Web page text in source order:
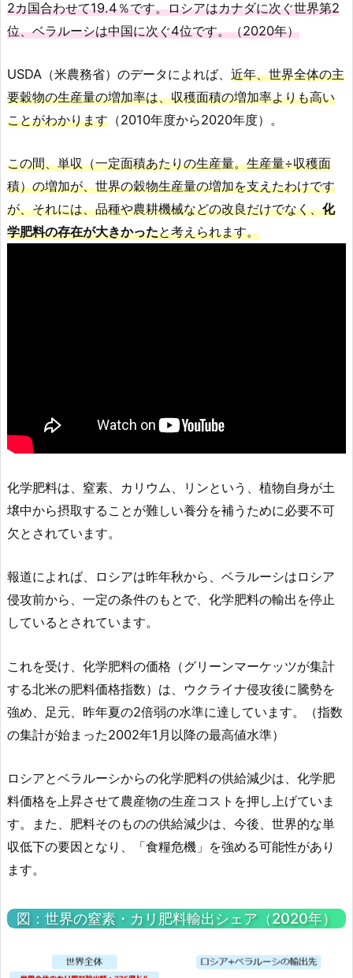
2カ国合わせて19.4％です。ロシアはカナダに次ぐ世界第2
位、ベラルーシは中国に次ぐ4位です。（2020年）
USDA（米農務省）のデータによれば、 近年、世界全体の主
要穀物の生産量の増加率は、収穫面積の増加率よりも高い
ことがわかります （2010年度から2020年度）。
この間、単収（一定面積あたりの生産量。生産量÷収穫面
積）の増加が、世界の穀物生産量の増加を支えたわけです
が、それには、品種や農耕機械などの改良だけでなく、化
学肥料の存在が大きかったと考えられます。
化学肥料は、窒素、カリウム、リンという、植物自身が土
壌中から摂取することが難しい養分を補うために必要不可
欠とされています。
報道によれば、ロシアは昨年秋から、ベラルーシはロシア
侵攻前から、一定の条件のもとで、化学肥料の輸出を停止
しているとされています。
これを受け、化学肥料の価格（グリーンマーケッツが集計
する北米の肥料価格指数）は、ウクライナ侵攻後に騰勢を
強め、足元、昨年夏の2倍弱の水準に達しています。（指数
の集計が始まった2002年1月以降の最高値水準）
ロシアとベラルーシからの化学肥料の供給減少は、化学肥
料価格を上昇させて農産物の生産コストを押し上げていま
す。また、肥料そのものの供給減少は、今後、世界的な単
収低下の要因となり、「食糧危機」を強める可能性があり
ます。
図：世界の窒素・カリ肥料輸出シェア（2020年）